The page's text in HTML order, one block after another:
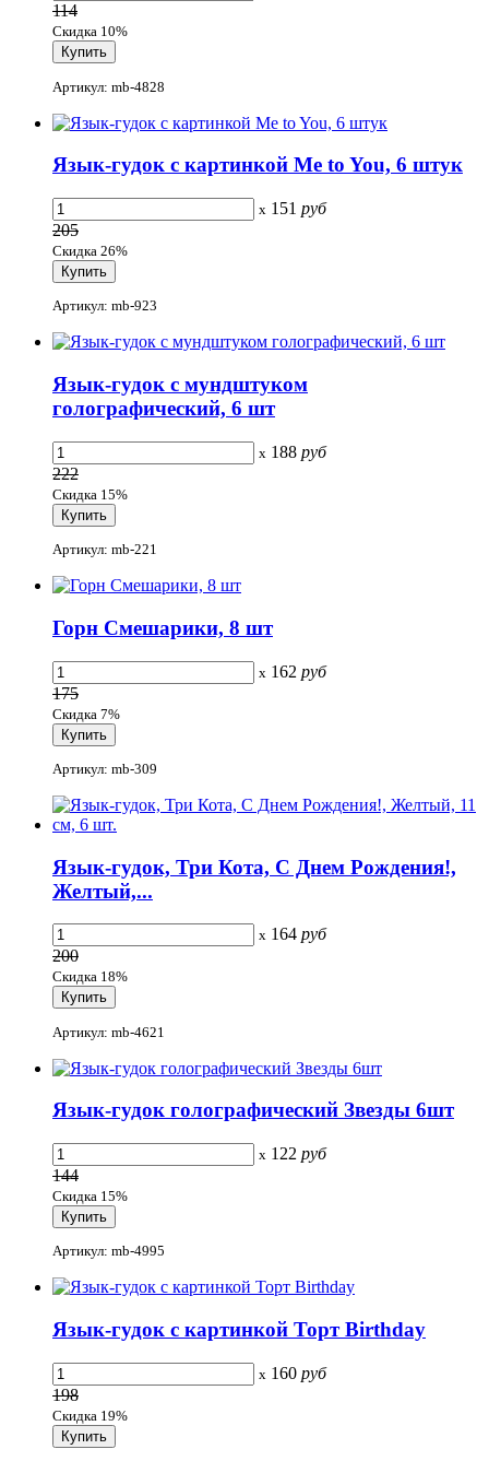
114
Скидка 10%
Артикул: mb-4828
Язык-гудок с картинкой Me to You, 6 штук
x 151 руб
205
Скидка 26%
Артикул: mb-923
Язык-гудок с мундштуком
голографический, 6 шт
x 188 руб
222
Скидка 15%
Артикул: mb-221
Горн Смешарики, 8 шт
x 162 руб
175
Скидка 7%
Артикул: mb-309
Язык-гудок, Три Кота, С Днем Рождения!,
Желтый,...
x 164 руб
200
Скидка 18%
Артикул: mb-4621
Язык-гудок голографический Звезды 6шт
x 122 руб
144
Скидка 15%
Артикул: mb-4995
Язык-гудок с картинкой Торт Birthday
x 160 руб
198
Скидка 19%